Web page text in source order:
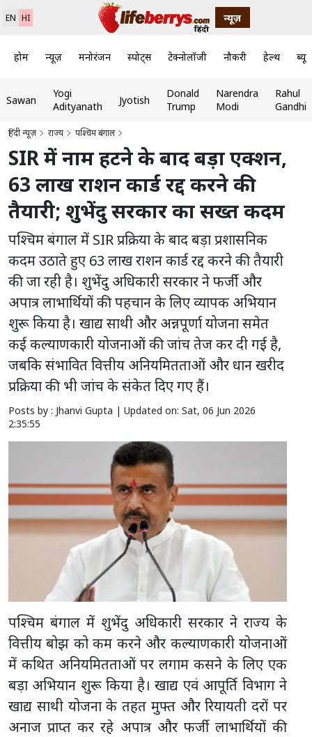
EN HI न्यूज़
होम न्यूज़ मनोरंजन स्पोर्ट्स टेक्नोलॉजी नौकरी हेल्थ
Sawan
Yogi
Adityanath
Jyotish
Donald
Trump
Narendra
Modi
Rahul
Gandhi
हिंदी न्यूज़ राज्य पश्चिम बंगाल
SIR में नाम हटने के बाद बड़ा एक्शन,
63 लाख राशन कार्ड रद्द करने की
तैयारी; शुभेंदु सरकार का सख्त कदम
पश्चिम बंगाल में SIR प्रक्रिया के बाद बड़ा प्रशासनिक
कदम उठाते हुए 63 लाख राशन कार्ड रद्द करने की तैयारी
की जा रही है। शुभेंदु अधिकारी सरकार ने फर्जी और
अपात्र लाभार्थियों की पहचान के लिए व्यापक अभियान
शुरू किया है। खाद्य साथी और अन्नपूर्णा योजना समेत
कई कल्याणकारी योजनाओं की जांच तेज कर दी गई है,
जबकि संभावित वित्तीय अनियमितताओं और धान खरीद
प्रक्रिया की भी जांच के संकेत दिए गए हैं।
Posts by : Jhanvi Gupta | Updated on: Sat, 06 Jun 2026
2:35:55
पश्चिम बंगाल में शुभेंदु अधिकारी सरकार ने राज्य के
वित्तीय बोझ को कम करने और कल्याणकारी योजनाओं
में कथित अनियमितताओं पर लगाम कसने के लिए एक
बड़ा अभियान शुरू किया है। खाद्य एवं आपूर्ति विभाग ने
खाद्य साथी योजना के तहत मुफ्त और रियायती दरों पर
अनाज प्राप्त कर रहे अपात्र और फर्जी लाभार्थियों की